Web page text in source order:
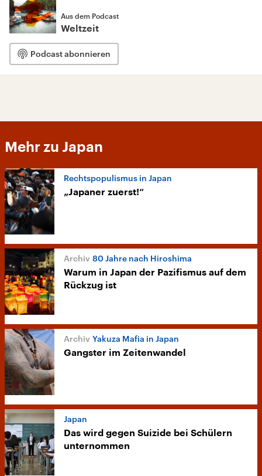
Aus dem Podcast
Weltzeit
Podcast abonnieren
Mehr zu Japan
Rechtspopulismus in Japan
„Japaner zuerst!“
80 Jahre nach Hiroshima
Warum in Japan der Pazifismus auf dem
Rückzug ist
Yakuza Mafia in Japan
Gangster im Zeitenwandel
Japan
Das wird gegen Suizide bei Schülern
unternommen